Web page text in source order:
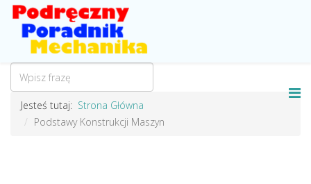
Jesteś tutaj: Strona Główna
Podstawy Konstrukcji Maszyn